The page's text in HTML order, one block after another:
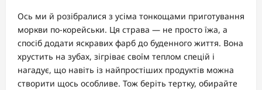
Ось ми й розібралися з усіма тонкощами приготування
моркви по-корейськи. Ця страва — не просто їжа, а
спосіб додати яскравих фарб до буденного життя. Вона
хрустить на зубах, зігріває своїм теплом спецій і
нагадує, що навіть із найпростіших продуктів можна
створити щось особливе. Тож беріть тертку, обирайте